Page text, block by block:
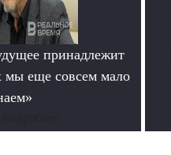
принадлежит
мы еще совсем мало